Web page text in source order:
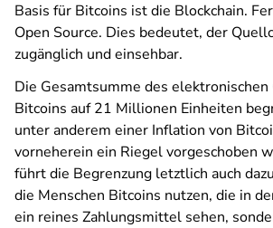
Basis für Bitcoins ist die Blockchain.
Open Source. Dies bedeutet, der
zugänglich und einsehbar.
Die Gesamtsumme des
Bitcoins auf 21 Millionen Einheiten
unter anderem einer Inflation von
vorneherein ein Riegel vorgeschoben
führt die Begrenzung letztlich auch
die Menschen Bitcoins nutzen, die in
ein reines Zahlungsmittel sehen,